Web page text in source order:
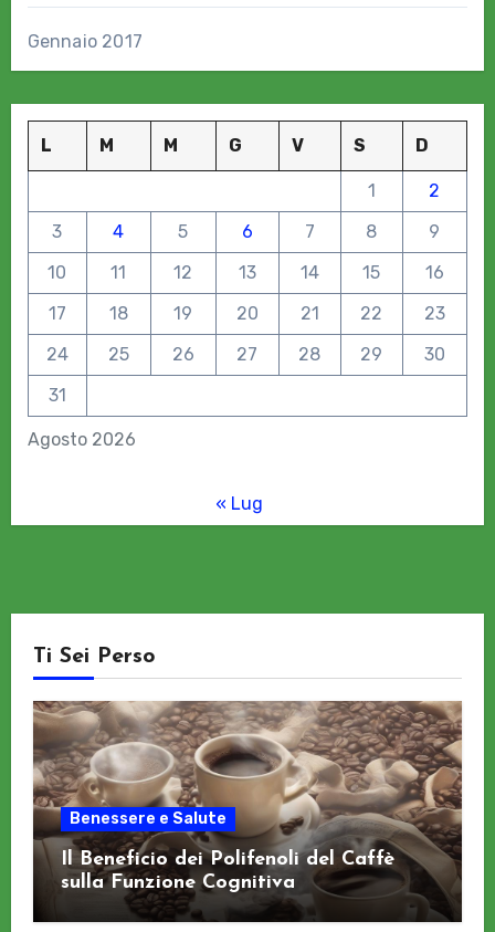
Gennaio 2017
Agosto 2026
L M M G V S D
1
2
3
4 5 6 7 8
9
10
11 12 13 14 15
16
17
18 19 20 21 22
23
24
25 26 27 28 29
30
31
« Lug
Ti Sei Perso
Benessere e Salute
Il Beneficio dei Polifenoli del Caffè
sulla Funzione Cognitiva